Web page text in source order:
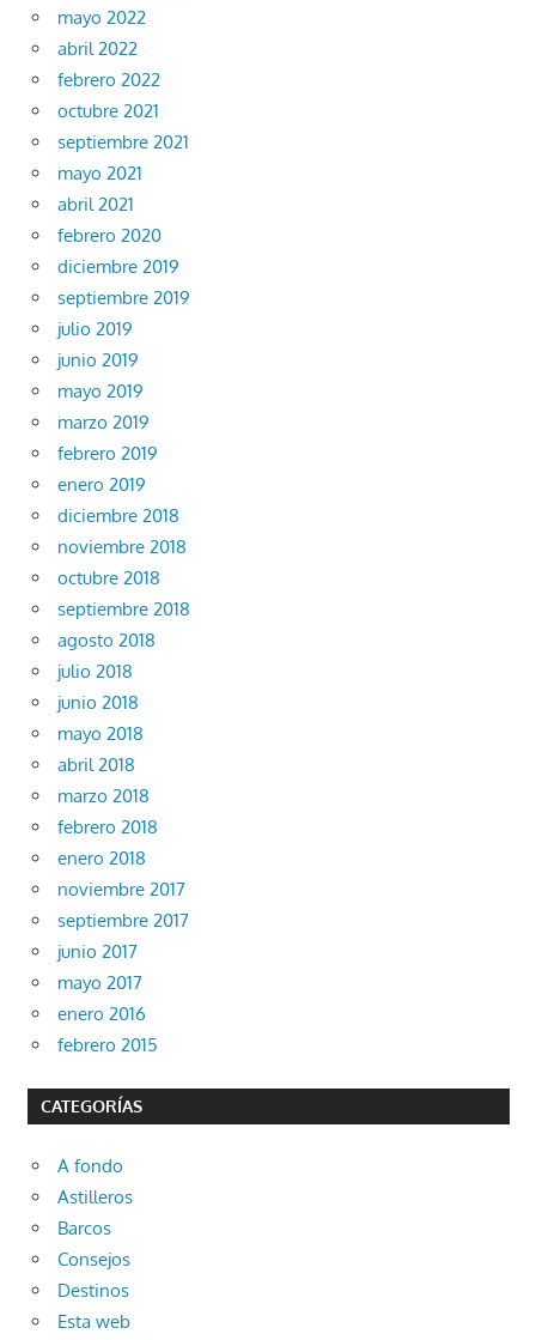
mayo 2022
abril 2022
febrero 2022
octubre 2021
septiembre 2021
mayo 2021
abril 2021
febrero 2020
diciembre 2019
septiembre 2019
julio 2019
junio 2019
mayo 2019
marzo 2019
febrero 2019
enero 2019
diciembre 2018
noviembre 2018
octubre 2018
septiembre 2018
agosto 2018
julio 2018
junio 2018
mayo 2018
abril 2018
marzo 2018
febrero 2018
enero 2018
noviembre 2017
septiembre 2017
junio 2017
mayo 2017
enero 2016
febrero 2015
CATEGORÍAS
A fondo
Astilleros
Barcos
Consejos
Destinos
Esta web